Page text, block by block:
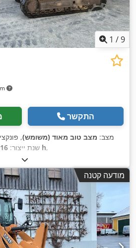
1 /9
התקשר
מצב: מצב טוב מאוד (משומש),
שנת ייצור: 11,500 h,
מודעה קטנה